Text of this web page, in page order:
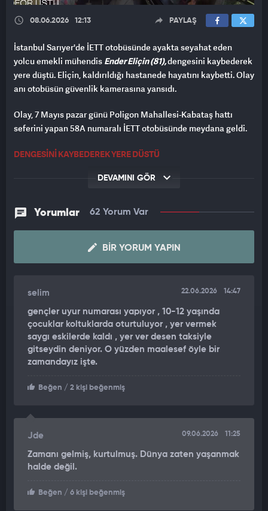
08.06.2026 12:13 PAYLAŞ
İstanbul Sarıyer'de İETT otobüsünde ayakta seyahat eden
yolcu emekli mühendis Ender Eliçin (81),dengesini kaybederek
yere düştü. Eliçin, kaldırıldığı hastanede hayatını kaybetti. Olay
anı otobüsün güvenlik kamerasına yansıdı.
Olay, 7 Mayıs pazar günü Poligon Mahallesi-Kabataş hattı
seferini yapan 58A numaralı İETT otobüsünde meydana geldi.
DENGESİNİ KAYBEDEREK YERE DÜŞTÜ
Edinilen bilgiye göre, otobüste ayakta seyahat eden Ender
kaybederek yere düştü.
Eliçin’in düştüğünü fark eden otobüs şoförü aracı durdurarak
sağlık ekiplerine haber verdi.
İhbar üzerine gelen sağlık ekipleri, Eliçin’e ilk müdahaleyi olay
yerinde yaptı. Omuriliğinden ağır yaralandığı belirlenen Eliçin,
Seyrantepe Hamidiye Eğitim ve Araştırma Hastanesi’ne
kaldırıldı.
Tedavi altına alınan Eliçin, doktorların tüm müdahalelerine
Olayın ardından polis ekipleri otobüsün güvenlik kamera
sırasında otobüsün hızının düşük olduğu belirlendi.
ardından adli kontrol şartıyla serbest bırakıldı.
DEVAMINI GÖR
Yorumlar 62 Yorum Var
BIR YORUM YAPIN
selim 22.06.2026 14:47
gençler uyur numarası yapıyor , 10-12 yaşında
çocuklar koltuklarda oturtuluyor , yer vermek
saygı eskilerde kaldı , yer ver desen taksiyle
gitseydin deniyor. O yüzden maalesef öyle bir
zamandayız işte.
Beğen / 2 kişi beğenmiş
Jde 09.06.2026 11:25
Zamanı gelmiş, kurtulmuş. Dünya zaten yaşanmak
halde değil.
Beğen / 6 kişi beğenmiş